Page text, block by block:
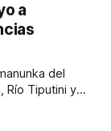
a
Río Tiputini y